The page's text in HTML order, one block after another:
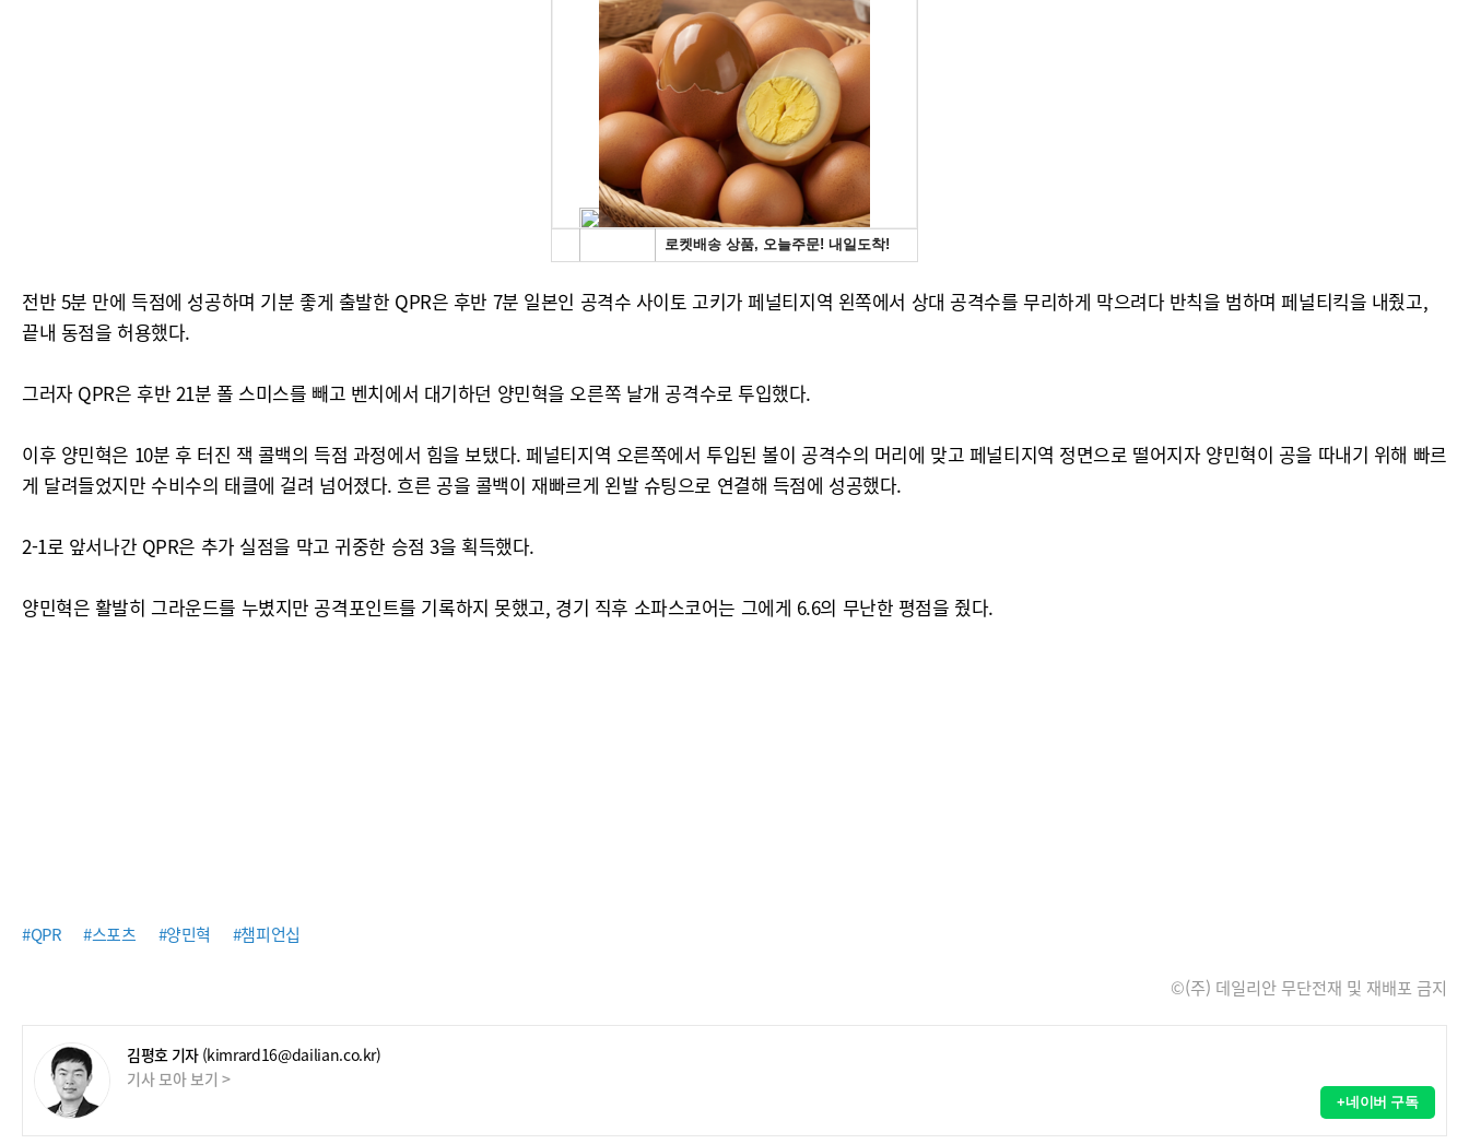
전반 5분 만에 득점에 성공하며 기분 좋게 출발한 QPR은 후반 7분 일본인 공격수 사이토 고키가 페널티지역 왼쪽에서 상대 공격수를 무리하게 막으려다 반칙을 범하며 페널티킥을 내줬고,
끝내 동점을 허용했다.
그러자 QPR은 후반 21분 폴 스미스를 빼고 벤치에서 대기하던 양민혁을 오른쪽 날개 공격수로 투입했다.
이후 양민혁은 10분 후 터진 잭 콜백의 득점 과정에서 힘을 보탰다. 페널티지역 오른쪽에서 투입된 볼이 공격수의 머리에 맞고 페널티지역 정면으로 떨어지자 양민혁이 공을 따내기 위해 빠르
게 달려들었지만 수비수의 태클에 걸려 넘어졌다. 흐른 공을 콜백이 재빠르게 왼발 슈팅으로 연결해 득점에 성공했다.
2-1로 앞서나간 QPR은 추가 실점을 막고 귀중한 승점 3을 획득했다.
양민혁은 활발히 그라운드를 누볐지만 공격포인트를 기록하지 못했고, 경기 직후 소파스코어는 그에게 6.6의 무난한 평점을 줬다.
#QPR #스포츠 #양민혁 #챔피언십
©(주) 데일리안 무단전재 및 재배포 금지
김평호 기자 (kimrard16@dailian.co.kr)
기사 모아 보기 >
+네이버 구독